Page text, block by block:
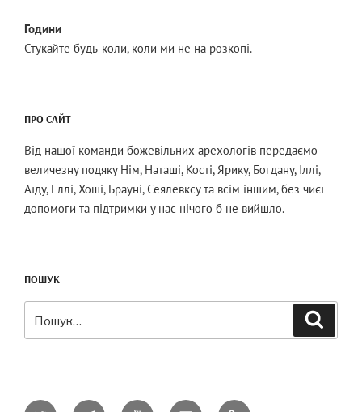
Години
Стукайте будь-коли, коли ми не на розкопі.
ПРО САЙТ
Від нашої команди божевільних арехологів передаємо
величезну подяку Нім, Наташі, Кості, Ярику, Богдану, Іллі,
Аїду, Еллі, Хоші, Брауні, Сеялевксу та всім іншим, без чиєї
допомоги та підтримки у нас нічого б не вийшло.
ПОШУК